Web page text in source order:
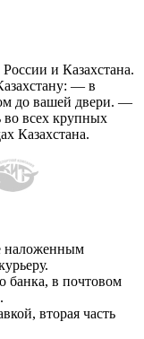
и Казахстана.
— в
до вашей двери. —
всех крупных
Казахстана.
наложенным
банка, в почтовом
вторая часть